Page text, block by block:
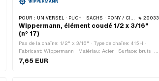
POUR : UNIVERSEL · PUCH · SACHS · PONY / CILO (BÊTA 521 & 512) · ZÜNDAPP BELMONDO · TOMOS · BYE BIKE 26033
Wippermann, élément coudé 1/2 x 3/16"
(n° 17)
Pas de la chaîne: 1/2" x 3/16" · Type de chaîne: 415H ·
Fabricant: Wippermann · Matériau: Acier · Surface: bruts ·
Nombre de maillons: 1 pcs · Type de cadenas à chaîne:
Membre coudé · Ø du trou: 4.15 mm · Ø de la tige: 4 mm
7,65 EUR